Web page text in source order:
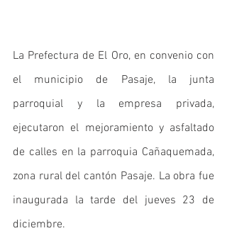
La Prefectura de El Oro, en convenio con
el municipio de Pasaje, la junta
parroquial y la empresa privada,
ejecutaron el mejoramiento y asfaltado
de calles en la parroquia Cañaquemada,
zona rural del cantón Pasaje. La obra fue
inaugurada la tarde del jueves 23 de
diciembre.